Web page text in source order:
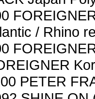
/ Rhino
PETER